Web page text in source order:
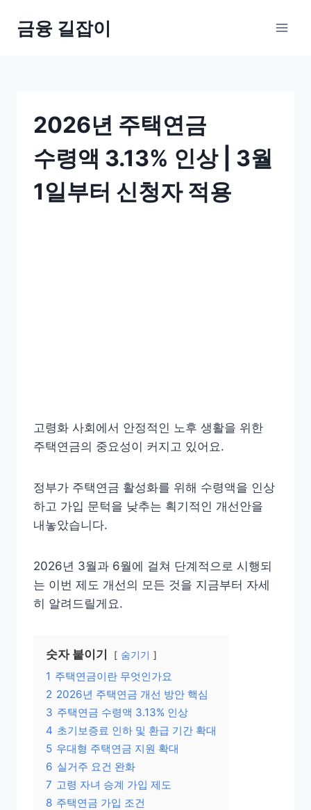
금융 길잡이
2026년 주택연금
수령액 3.13% 인상 | 3월
1일부터 신청자 적용
고령화 사회에서 안정적인 노후 생활을 위한
주택연금의 중요성이 커지고 있어요.
정부가 주택연금 활성화를 위해 수령액을 인상
하고 가입 문턱을 낮추는 획기적인 개선안을
내놓았습니다.
2026년 3월과 6월에 걸쳐 단계적으로 시행되
는 이번 제도 개선의 모든 것을 지금부터 자세
히 알려드릴게요.
숫자 붙이기 숨기기
1 주택연금이란 무엇인가요
2 2026년 주택연금 개선 방안 핵심
3 주택연금 수령액 3.13% 인상
4 초기보증료 인하 및 환급 기간 확대
5 우대형 주택연금 지원 확대
6 실거주 요건 완화
7 고령 자녀 승계 가입 제도
8 주택연금 가입 조건